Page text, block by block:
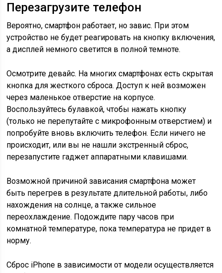
Перезагрузите телефон
Вероятно, смартфон работает, но завис. При этом
устройство не будет реагировать на кнопку включения,
а дисплей немного светится в полной темноте.
Осмотрите девайс. На многих смартфонах есть скрытая
кнопка для жесткого сброса. Доступ к ней возможен
через маленькое отверстие на корпусе.
Воспользуйтесь булавкой, чтобы нажать кнопку
(только не перепутайте с микрофонным отверстием) и
попробуйте вновь включить телефон. Если ничего не
происходит, или вы не нашли экстренный сброс,
перезапустите гаджет аппаратными клавишами.
Возможной причиной зависания смартфона может
быть перегрев в результате длительной работы, либо
нахождения на солнце, а также сильное
переохлаждение. Подождите пару часов при
комнатной температуре, пока температура не придет в
норму.
Сброс iPhone в зависимости от модели осуществляется